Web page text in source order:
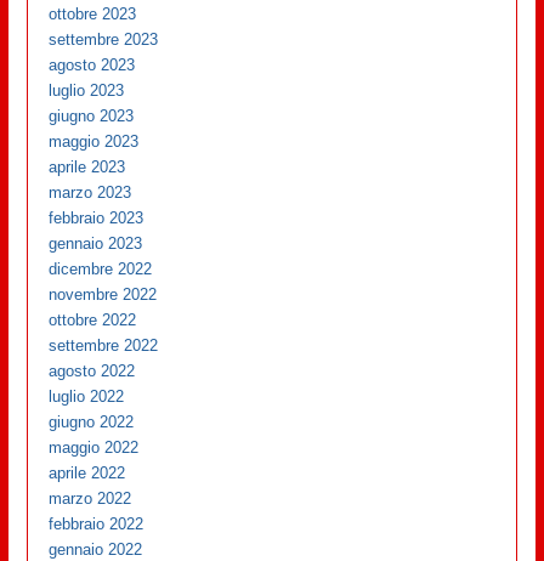
ottobre 2023
settembre 2023
agosto 2023
luglio 2023
giugno 2023
maggio 2023
aprile 2023
marzo 2023
febbraio 2023
gennaio 2023
dicembre 2022
novembre 2022
ottobre 2022
settembre 2022
agosto 2022
luglio 2022
giugno 2022
maggio 2022
aprile 2022
marzo 2022
febbraio 2022
gennaio 2022